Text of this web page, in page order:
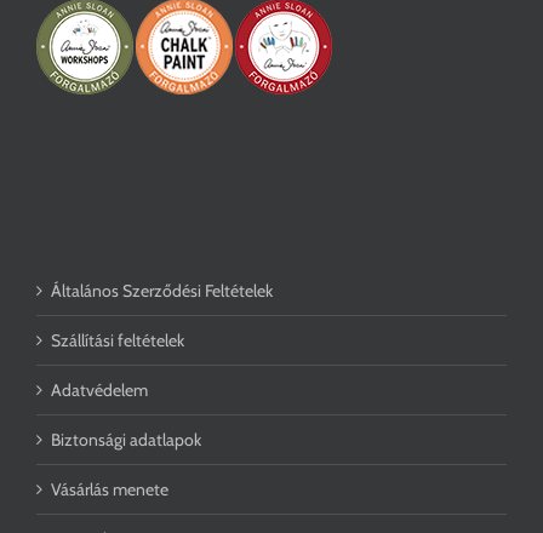
Általános Szerződési Feltételek
Szállítási feltételek
Adatvédelem
Biztonsági adatlapok
Vásárlás menete